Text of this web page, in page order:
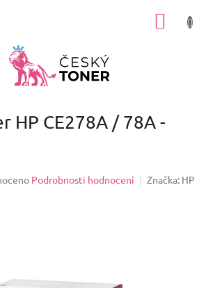
HP CE278A / 78A -
Podrobnosti hodnocení Značka: HP